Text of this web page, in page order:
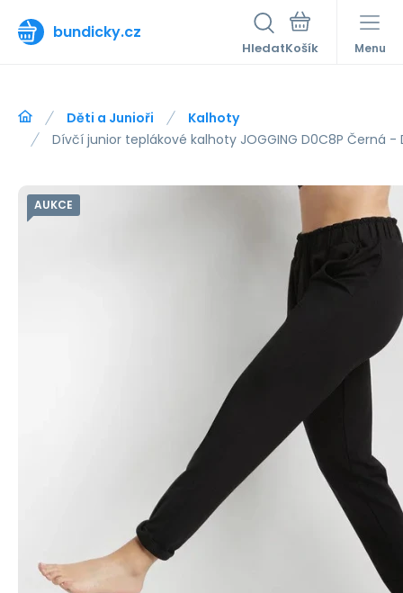
bundicky.cz
Hledat Menu
Děti a Junioři
Kalhoty
Dívčí junior teplákové kalhoty JOGGING D0C8P Černá -
AUKCE